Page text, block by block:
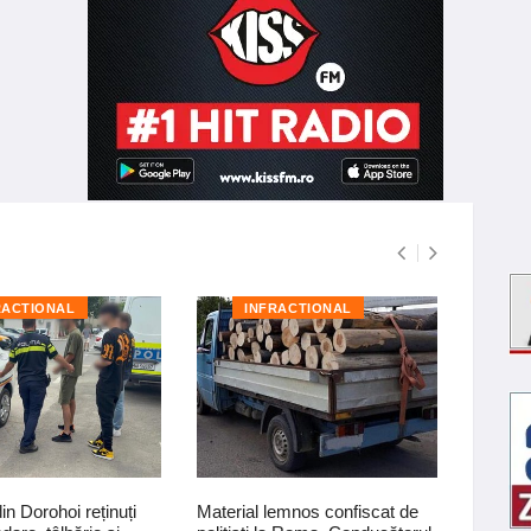
Dorohoi reținuți
INFRACTIONAL
Material lemnos confiscat de